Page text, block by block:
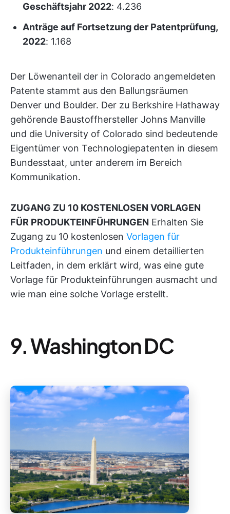
Geschäftsjahr 2022: 4.236
Anträge auf Fortsetzung der Patentprüfung,
2022: 1.168
Der Löwenanteil der in Colorado angemeldeten
Patente stammt aus den Ballungsräumen
Denver und Boulder. Der zu Berkshire Hathaway
gehörende Baustoffhersteller Johns Manville
und die University of Colorado sind bedeutende
Eigentümer von Technologiepatenten in diesem
Bundesstaat, unter anderem im Bereich
Kommunikation.
ZUGANG ZU 10 KOSTENLOSEN VORLAGEN
FÜR PRODUKTEINFÜHRUNGEN Erhalten Sie
Zugang zu 10 kostenlosen Vorlagen für
Produkteinführungen und einem detaillierten
Leitfaden, in dem erklärt wird, was eine gute
Vorlage für Produkteinführungen ausmacht und
wie man eine solche Vorlage erstellt.
9. Washington DC